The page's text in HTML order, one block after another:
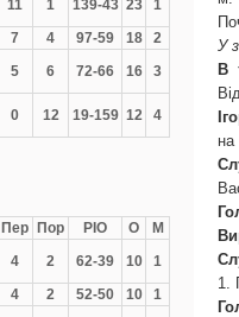
11 1 139-43 23
1
7 4 97-59 18
2
5 6 72-66 16
3
0 12 19-159 12 4
Пер Пор РІО О
М
4 2 62-39 10
1
4 2 52-50 10
1
У
В
на
1.